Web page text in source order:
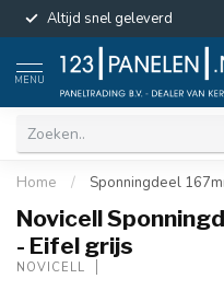
Altijd snel geleverd
MENU
Home / Sponningdeel
Novicell
- Eifel grijs
NOVICELL